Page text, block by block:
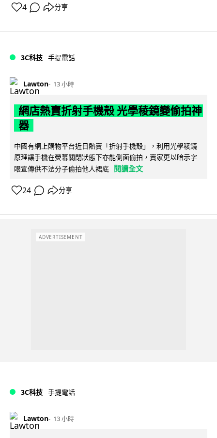
4 分享
3C科技 手提電話
Lawton 13 小時
網店熱賣折射手機殼 光學稜鏡變偷拍神
器
中國有網上購物平台近日熱賣「折射手機殼」，利用光學稜鏡
原理讓手機在熒幕關閉狀態下亦能側面偷拍，賣家更以暗示字
眼宣傳供不法分子偷拍他人裙底 閱讀全文
24 分享
ADVERTISEMENT
3C科技 手提電話
Lawton 13 小時